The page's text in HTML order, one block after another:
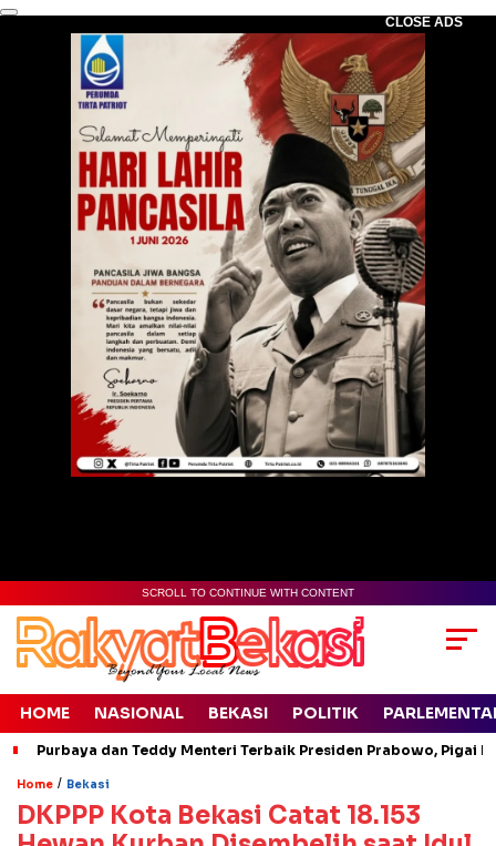
CLOSE ADS
SCROLL TO CONTINUE WITH CONTENT
HOME NASIONAL BEKASI POLITIK
Purbaya dan Teddy Menteri Terbaik Presiden Prabowo, Pigai
Home / Bekasi
DKPPP Kota Bekasi Catat 18.153